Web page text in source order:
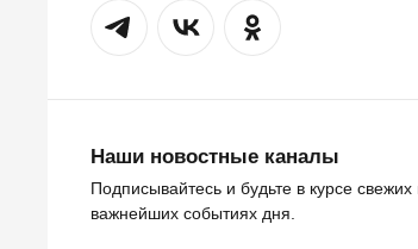
Наши новостные каналы
Подписывайтесь и будьте в курсе свежих
важнейших событиях дня.